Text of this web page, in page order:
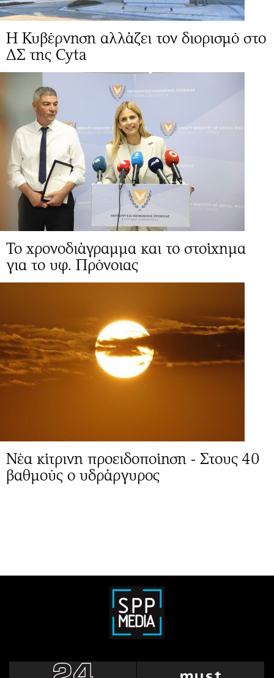
Η Κυβέρνηση αλλάζει τον διορισμό στο
ΔΣ της Cyta
Το χρονοδιάγραμμα και το στοίχημα
για το υφ. Πρόνοιας
Νέα κίτρινη προειδοποίηση - Στους 40
βαθμούς ο υδράργυρος